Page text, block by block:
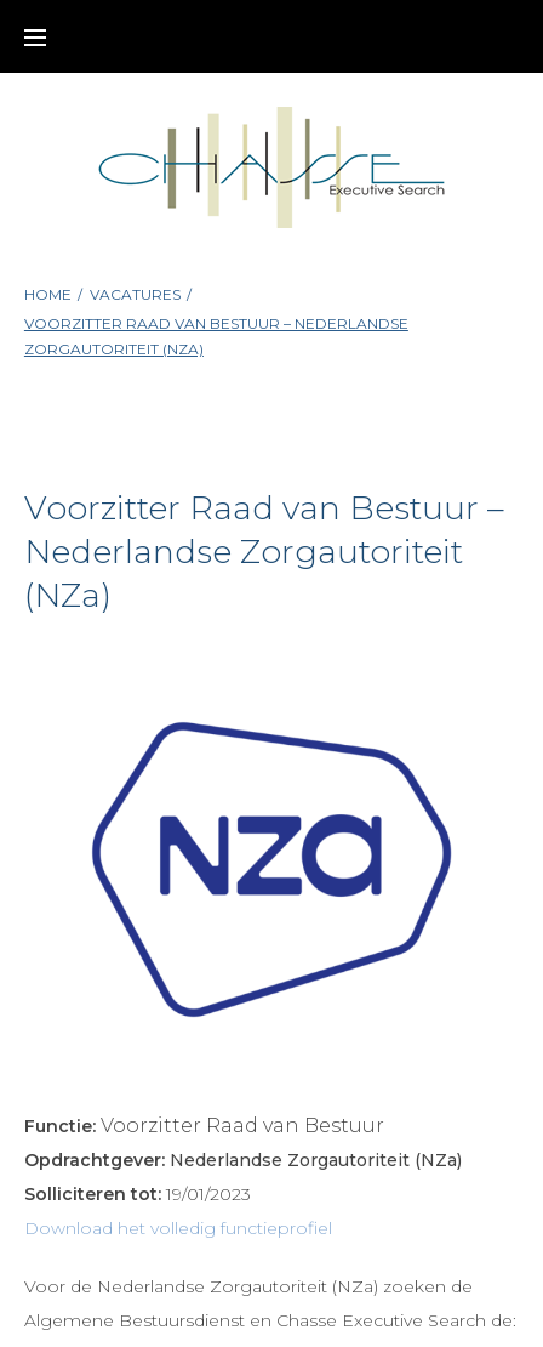
HOME / VACATURES /
VOORZITTER RAAD VAN BESTUUR – NEDERLANDSE
ZORGAUTORITEIT (NZA)
Voorzitter Raad van Bestuur –
Nederlandse Zorgautoriteit
(NZa)
Functie: Voorzitter Raad van Bestuur
Opdrachtgever: Nederlandse Zorgautoriteit (NZa)
Solliciteren tot:19/01/2023
Download het volledig functieprofiel
Voor de Nederlandse Zorgautoriteit (NZa) zoeken de
Algemene Bestuursdienst en Chasse Executive Search de: